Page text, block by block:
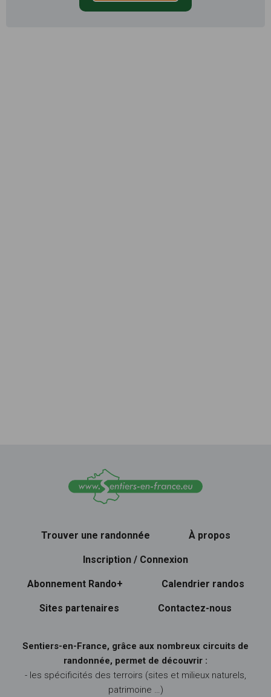
Trouver une randonnée À propos
Inscription / Connexion
Abonnement Rando+ Calendrier randos
Sites partenaires Contactez-nous
Sentiers-en-France, grâce aux nombreux circuits de
randonnée, permet de découvrir :
- les spécificités des terroirs (sites et milieux naturels,
patrimoine …)